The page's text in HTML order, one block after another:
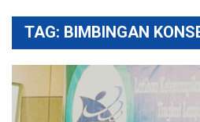
TAG: BIMBINGAN